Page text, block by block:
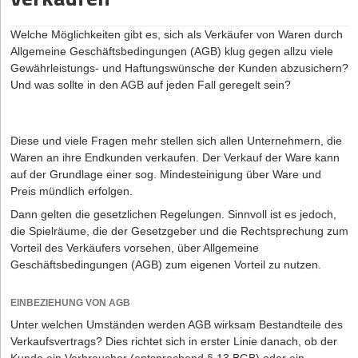
es dazu Anregungen von Parteien, doch im Bundestagsausschuss
kam es dann zu keiner Einigung.
Beispielsweise diskutierten die Politiker, die deutschen Regelungen
Grenzen bei der Arbeitszeit einzuführen. Alternativ könnten die
täglichen Höchstgrenzen erhöht werden, ohne gleichzeitig die
wöchentliche Arbeitszeit hochzuschrauben. Beide Ansätze
verhindern die dauerhafte Überlastung von Mitarbeitern. Und sie
erhöhen die Flexibilität für Betriebe, zum Beispiel wenn es in
Phasen kurzzeitig viel zu tun gibt. Noch scheinen nicht alle
Bundestagsfraktionen bereit für den Wandel zu sein. Klar ist aber:
Früher oder später wird es Änderung beim Arbeitszeitgesetz
geben müssen, um dem digitalen Zeitalter zu gerecht zu werden.
Weniger Stunden, mehr Produktivität – möglich für Gründer?
Die engen Grenzen des Arbeitszeitgesetzes werden von Gründern
nicht selten als hinderlich empfunden. Doch es gibt auch ganz
Laura Faltz hat sich die Marke „ecomoebel“ eintragen lassen.
Als Werbekauffrau weiß Laura Faltz, was ankommt. Die 30-Jährige
ist Geschäftsführerin der ecomoebel GmbH. Das Unternehmen ­
vertreibt individuell gestaltete Möbel, die ganz pder teilweise aus
Altmöbeln produziert werden. Die alten Stücke werden sogar auf
werden.
Jeder Kunde erhält sein ganz persönliches Möbel, das
gesundheitlich unbedenklich ist. Bestätigt wird das mit dem
verpasst. Seit August 2003 ist ecomoebel als Marke registriert und
geschützt. Nur die Dortmunder Firma und die mit Lizenzen
ausgestatteten Partner dürfen das Möbel-Zeichen benutzen. Der
Welche Möglichkeiten gibt es, sich als Verkäufer von Waren durch
Allgemeine Geschäftsbedingungen (AGB) klug gegen allzu viele
Gewährleistungs- und Haftungswünsche der Kunden abzusichern?
Und was sollte in den AGB auf jeden Fall geregelt sein?
Diese und viele Fragen mehr stellen sich allen Unternehmern, die
Waren an ihre Endkunden verkaufen. Der Verkauf der Ware kann
auf der Grundlage einer sog. Mindesteinigung über Ware und
Preis mündlich erfolgen.
Dann gelten die gesetzlichen Regelungen. Sinnvoll ist es jedoch,
die Spielräume, die der Gesetzgeber und die Rechtsprechung zum
Vorteil des Verkäufers vorsehen, über Allgemeine
Geschäftsbedingungen (AGB) zum eigenen Vorteil zu nutzen.
EINBEZIEHUNG VON AGB
Unter welchen Umständen werden AGB wirksam Bestandteile des
Verkaufsvertrags? Dies richtet sich in erster Linie danach, ob der